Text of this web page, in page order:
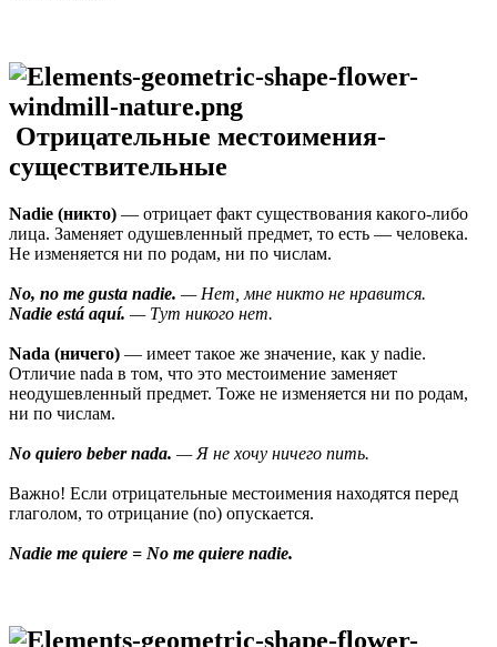
Отрицательные местоимения-
существительные
Nadie (никто) — отрицает факт существования какого-либо
лица. Заменяет одушевленный предмет, то есть — человека.
Не изменяется ни по родам, ни по числам.
No, no me gusta nadie. — Нет, мне никто не нравится.
Nadie está aquí. — Тут никого нет.
Nada (ничего) — имеет такое же значение, как у nadie.
Отличие nada в том, что это местоимение заменяет
неодушевленный предмет. Тоже не изменяется ни по родам,
ни по числам.
No quiero beber nada. — Я не хочу ничего пить.
Важно! Если отрицательные местоимения находятся перед
глаголом, то отрицание (no) опускается.
Nadie me quiere = No me quiere nadie.